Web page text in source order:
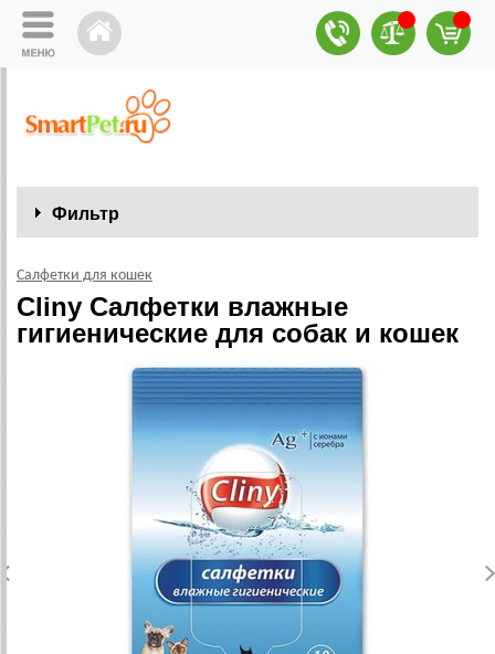
Фильтр
Салфетки для кошек
Cliny Салфетки влажные
гигиенические для собак и кошек